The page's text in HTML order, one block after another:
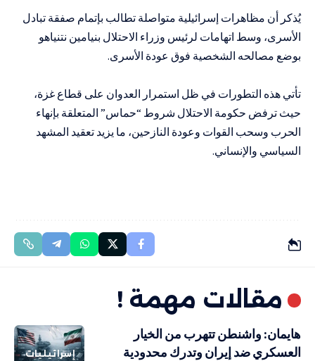
يُذكر أن مظاهرات إسرائيلية متواصلة تطالب بإتمام صفقة تبادل
الأسرى، وسط اتهامات لرئيس وزراء الاحتلال بنيامين نتنياهو
بوضع مصالحه الشخصية فوق عودة الأسرى.
تأتي هذه التطورات في ظل استمرار العدوان على قطاع غزة،
حيث ترفض حكومة الاحتلال شروط “حماس” المتعلقة بإنهاء
الحرب وسحب القوات وعودة النازحين، ما يزيد تعقيد المشهد
السياسي والإنساني.
مقالات مهمة !
إسرائيليات
هايمان: واشنطن تتهرب من الخيار
العسكري ضد إيران وتدرك محدودية